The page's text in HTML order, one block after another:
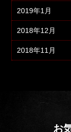
2019年1月
2018年12月
2018年11月
お